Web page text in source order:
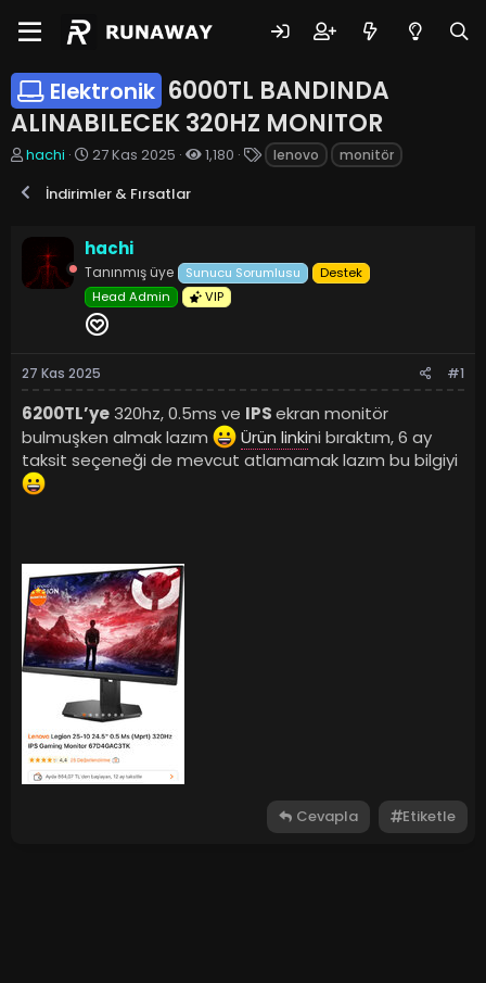
Elektronik 6000TL BANDINDA
ALINABILECEK 320HZ MONITOR
K
n
a
t
a
n
hachi
B
ş
n
g
ı
ç
t
r
i
h
i
27 Kas 2025 1,180
E
t
l
e
lenovo monitör
İndirimler & Fırsatlar
hachi
Tanınmış üye Sunucu Sorumlusu
Destek
Head Admin
VIP
27 Kas 2025 #1
6200TL’ye320hz, 0.5ms ve IPSekran monitör
bulmuşken almak lazım
Ürün linkini bıraktım, 6 ay
taksit seçeneği de mevcut atlamamak lazım bu bilgiyi
Cevapla Etiketle